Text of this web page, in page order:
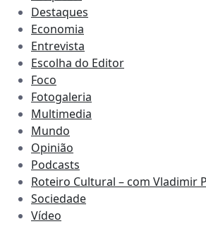
Destaques
Economia
Entrevista
Escolha do Editor
Foco
Fotogaleria
Multimedia
Mundo
Opinião
Podcasts
Roteiro Cultural – com Vladimir
Sociedade
Vídeo